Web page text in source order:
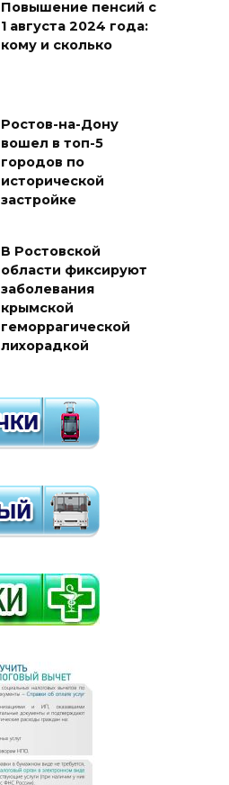
Повышение пенсий с
1 августа 2024 года:
кому и сколько
Ростов-на-Дону
вошел в топ-5
городов по
исторической
застройке
В Ростовской
области фиксируют
заболевания
крымской
геморрагической
лихорадкой